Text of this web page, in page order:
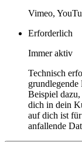
Vimeo,
Erforderlich
Immer aktiv
Technisch
grundlegende
Beispiel
dich in dein
auf dich ist
anfallende